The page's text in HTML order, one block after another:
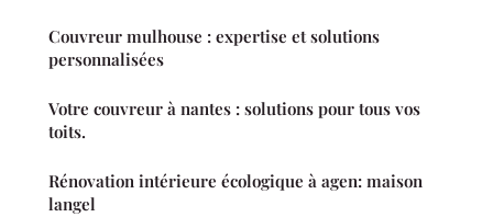
Couvreur mulhouse : expertise et solutions
personnalisées
Votre couvreur à nantes : solutions pour tous vos
toits.
Rénovation intérieure écologique à agen: maison
langel